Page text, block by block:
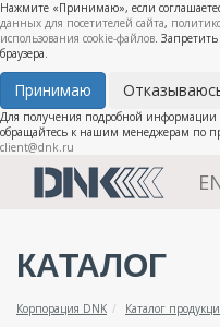
Нажмите «Принимаю», если
данных для посетителей сайта,
использования cookie-файлов. Запретить
браузера.
Принимаю
Для получения подробной информации
обращайтесь к нашим менеджерам по
client@dnk.ru
КАТАЛОГ
Корпорация DNK Каталог